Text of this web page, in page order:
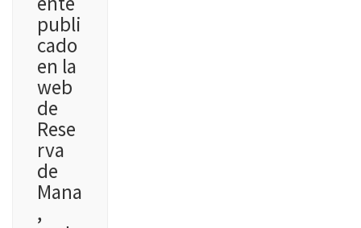
publi
cado
en la
web
de
Rese
rva
de
Mana
,